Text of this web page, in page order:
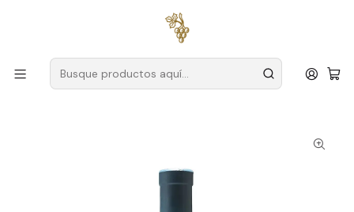
para pedidos superiores a
Productores Duero
Finca Pacheca
Quinta da Pacheca Grande Reserva Touriga Francesa
Magnum 2019 Vino Tinto Duero 1,5L